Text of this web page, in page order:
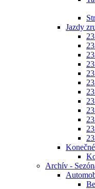
Jazdy
Archív -